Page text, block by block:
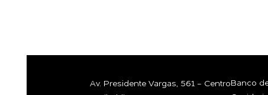
Av. Presidente Vargas, 561 - Centro Banco